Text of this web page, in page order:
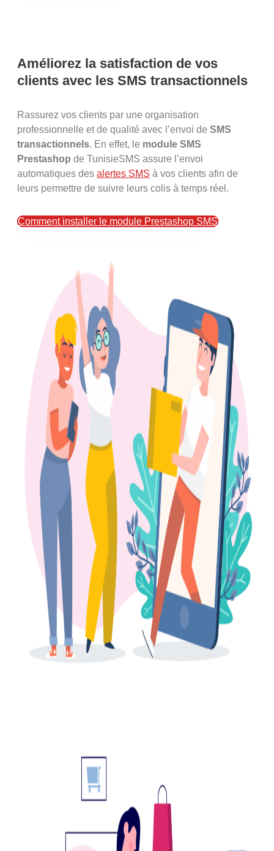
Améliorez la satisfaction de vos
clients avec les SMS transactionnels​
Rassurez vos clients par une organisation
professionnelle et de qualité avec l’envoi de SMS
transactionnels. En effet, le module SMS
Prestashop de TunisieSMS assure l’envoi
automatiques des alertes SMS à vos clients afin de
leurs permettre de suivre leurs colis à temps réel.
Comment installer le module Prestashop SMS